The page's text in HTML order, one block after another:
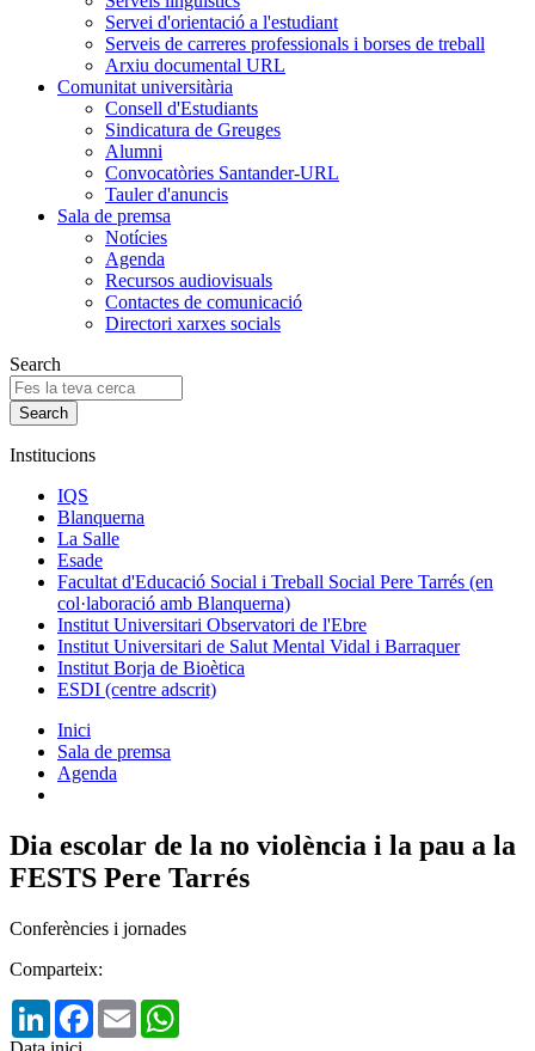
Servei d'orientació a l'estudiant
Serveis de carreres professionals i borses de treball
Arxiu documental URL
Comunitat universitària
Consell d'Estudiants
Sindicatura de Greuges
Alumni
Convocatòries Santander-URL
Tauler d'anuncis
Sala de premsa
Notícies
Agenda
Recursos audiovisuals
Contactes de comunicació
Directori xarxes socials
Search
Institucions
IQS
Blanquerna
La Salle
Esade
Facultat d'Educació Social i Treball Social Pere Tarrés (en
col·laboració amb Blanquerna)
Institut Universitari Observatori de l'Ebre
Institut Universitari de Salut Mental Vidal i Barraquer
Institut Borja de Bioètica
ESDI (centre adscrit)
Inici
Sala de premsa
Agenda
Dia escolar de la no violència i la pau a la
FESTS Pere Tarrés
Conferències i jornades
Comparteix:
LinkedInFacebook
Email